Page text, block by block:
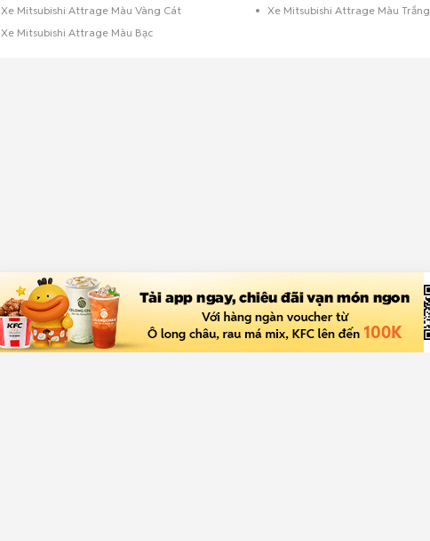
Xe Mitsubishi Attrage Màu Vàng Cát Xe Mitsubishi Attrage Màu Trắng
Xe Mitsubishi Attrage Màu Bạc